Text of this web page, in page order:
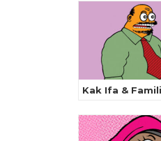
Kak Ifa &